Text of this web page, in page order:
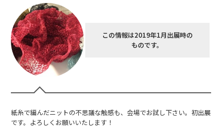
この情報は2019年1月出展時の
ものです。
紙糸で編んだニットの不思議な触感も、会場でお試し下さい。初出展
です。よろしくお願いいたします！